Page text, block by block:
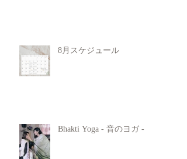
8月スケジュール
Bhakti Yoga - 音のヨガ -